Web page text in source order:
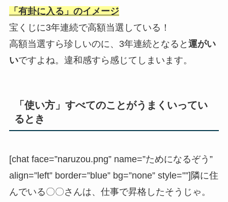
「有卦に入る」のイメージ
宝くじに3年連続で高額当選している！
高額当選すら珍しいのに、3年連続となると 運がい
いですよね。違和感すら感じてしまいます。
「使い方」すべてのことがうまくいってい
るとき
[chat face=”naruzou.png” name=”ためになるぞう”
align=”left” border=”blue” bg=”none” style=””]隣に住
んでいる〇〇さんは、仕事で昇格したそうじゃ。